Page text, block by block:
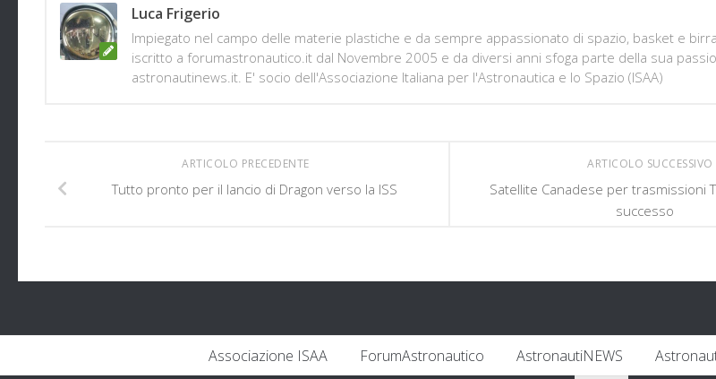
Luca Frigerio
Impiegato nel campo delle materie plastiche e da sempre appassionato di spazio, basket e
iscritto a forumastronautico.it dal Novembre 2005 e da diversi anni sfoga parte della sua
astronautinews.it. E' socio dell'Associazione Italiana per l'Astronautica e lo Spazio (ISAA)
ARTICOLO SUCCESSIVO
Satellite Canadese per trasmissioni
successo
ARTICOLO PRECEDENTE
Tutto pronto per il lancio di Dragon verso la ISS
Associazione ISAA ForumAstronautico AstronautiNEWS